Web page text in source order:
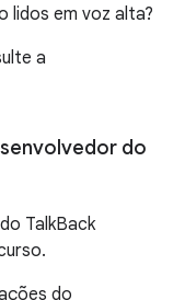
lidos em voz alta?
a
do
TalkBack
do